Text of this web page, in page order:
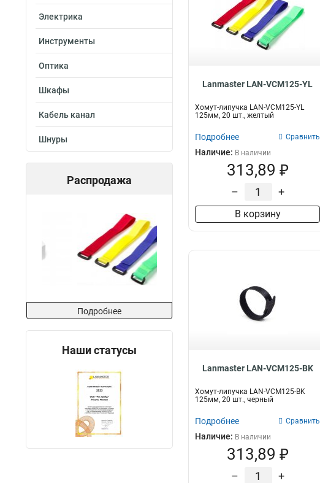
Электрика
Инструменты
Оптика
Шкафы
Кабель канал
Шнуры
Распродажа
Подробнее
Наши статусы
Lanmaster LAN-VCM125-YL
Хомут-липучка LAN-VCM125-YL
125мм, 20 шт., желтый
Подробнее Сравнить
Наличие: В наличии
313,89 ₽
– +
В корзину
Lanmaster LAN-VCM125-BK
Хомут-липучка LAN-VCM125-BK
125мм, 20 шт., черный
Подробнее Сравнить
Наличие: В наличии
313,89 ₽
– +